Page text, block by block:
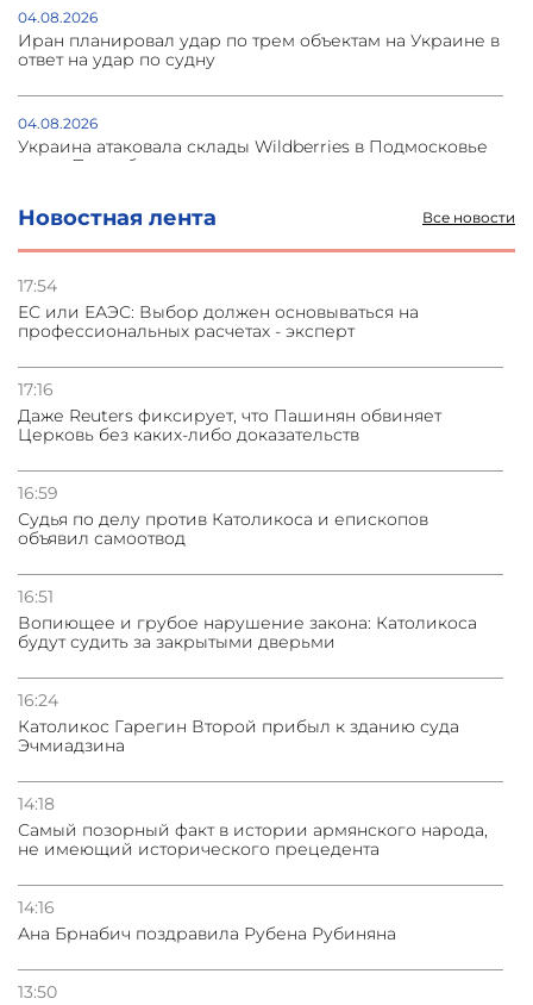
Новостная лента Все новости
17:54
ЕС или ЕАЭС: Выбор должен основываться на
профессиональных расчетах - эксперт
17:16
Даже Reuters фиксирует, что Пашинян обвиняет
Церковь без каких-либо доказательств
16:59
Судья по делу против Католикоса и епископов
объявил самоотвод
16:51
Вопиющее и грубое нарушение закона: Католикоса
будут судить за закрытыми дверьми
16:24
Католикос Гарегин Второй прибыл к зданию суда
Эчмиадзина
14:18
Самый позорный факт в истории армянского народа,
не имеющий исторического прецедента
14:16
Ана Брнабич поздравила Рубена Рубиняна
13:50
04.08.2026
Иран планировал удар по трем объектам на Украине в
ответ на удар по судну
04.08.2026
Украина атаковала склады Wildberries в Подмосковье
и под Петербургом
03.08.2026
Стратегия безопасности ОДКБ допускает применение
03.08.2026
31.07.2026
погрануправления СНБ Армении в Тбилиси